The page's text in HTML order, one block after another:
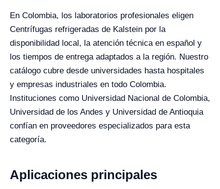
En Colombia, los laboratorios profesionales eligen
Centrífugas refrigeradas de Kalstein por la
disponibilidad local, la atención técnica en español y
los tiempos de entrega adaptados a la región. Nuestro
catálogo cubre desde universidades hasta hospitales
y empresas industriales en todo Colombia.
Instituciones como Universidad Nacional de Colombia,
Universidad de los Andes y Universidad de Antioquia
confían en proveedores especializados para esta
categoría.
Aplicaciones principales